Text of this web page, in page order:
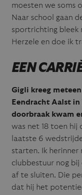
moesten we soms
Naar school gaan
sportrichting bleek
Herzele en doe ik
EEN
Gigli kreeg
Eendracht Aalst in
doorbraak kwam
was net 18 toen hij
laatste 6
starten. Ik herinner
clubbestuur nog
af te sluiten. Die
dat hij het